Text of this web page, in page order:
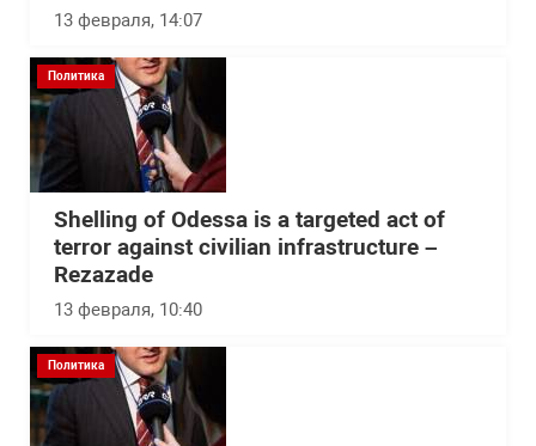
13 февраля, 14:07
Политика
Shelling of Odessa is a targeted act of
terror against civilian infrastructure –
Rezazade
13 февраля, 10:40
Политика